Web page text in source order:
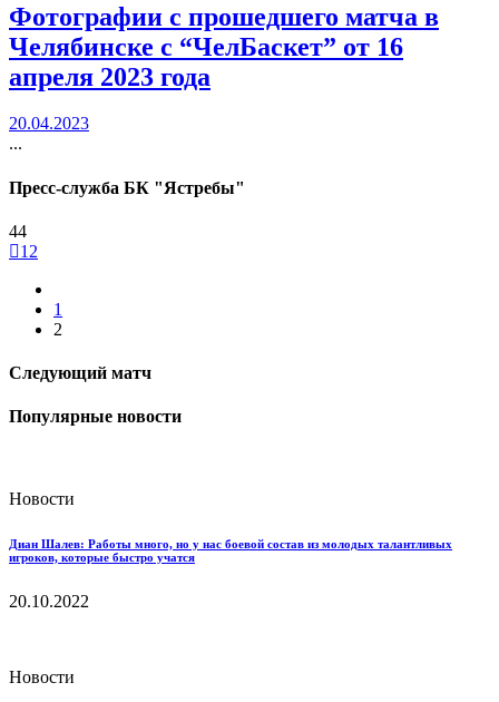
Фотографии с прошедшего матча в
Челябинске с “ЧелБаскет” от 16
апреля 2023 года
20.04.2023
...
Пресс-служба БК "Ястребы"
44
12
1
2
Следующий матч
Популярные новости
Новости
Диан Шалев: Работы много, но у нас боевой состав из молодых талантливых
игроков, которые быстро учатся
20.10.2022
Новости